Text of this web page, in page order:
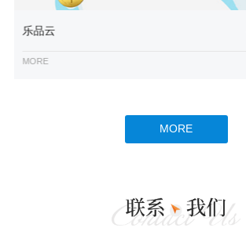
乐品云
MORE
MORE